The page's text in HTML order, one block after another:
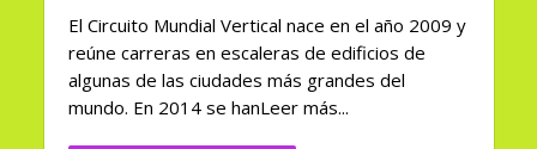
El Circuito Mundial Vertical nace en el año 2009 y
reúne carreras en escaleras de edificios de
algunas de las ciudades más grandes del
mundo. En 2014 se hanLeer más...